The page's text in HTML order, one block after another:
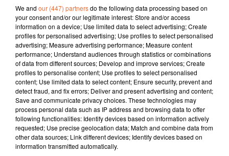
20 novembre 2024 - 13 min 15 sec
JOURNAL DU MERCREDI 20 NOVEMBRE ( MIDI )
Patrice Bémanangy
L'info près de chez vous
Lundi prochain journée internationale de lutte contre
les violences faites aux femmes. En deux-sèvres, le
réseau Stop Violences 79 accompagne les victimes (
photo ).
L’union locale CGT du Thouarsais est combative mais
peine à mobiliser davantage alors que les raisons de
se fédérer ne manquent pas selon le syndicat.
We and our (447) partnersdo the following data processing based on
your consent and/or our legitimate interest: Store and/or access
information on a device; Use limited data to select advertising; Create
profiles for personalised advertising; Use profiles to select personalised
advertising; Measure advertising performance; Measure content
performance; Understand audiences through statistics or combinations
of data from different sources; Develop and improve services; Create
profiles to personalise content; Use profiles to select personalised
content; Use limited data to select content; Ensure security, prevent and
detect fraud, and fix errors; Deliver and present advertising and content;
Save and communicate privacy choices. These technologies may
process personal data such as IP address and browsing data to offer
following functionalities: Identify devices based on information actively
requested; Use precise geolocation data; Match and combine data from
other data sources; Link different devices; Identify devices based on
information transmitted automatically.